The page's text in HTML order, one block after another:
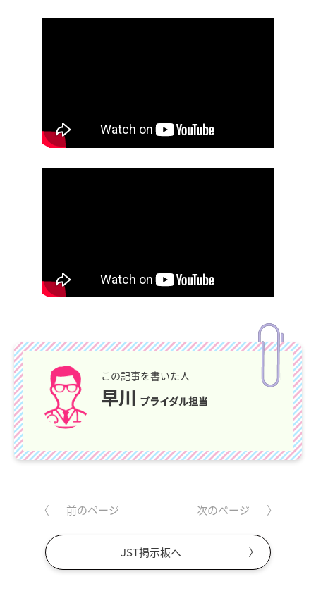
この記事を書いた人
早川 ブライダル担当
前のページ
JST掲示板へ
次のページ